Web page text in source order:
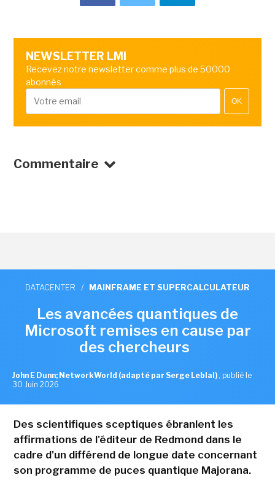
NEWSLETTER LMI
Recevez notre newsletter comme plus de 50000
abonnés
OK
Commentaire
DATACENTER / MAINFRAME ET SUPERCALCULATEUR
Les avancées quantiques de
Microsoft remises en cause par
des chercheurs
John E Dunn; NetworkWorld (adapté par Serge Leblal) , publié le
30 Juin 2026
Des scientifiques sceptiques ébranlent les
affirmations de l'éditeur de Redmond dans le
cadre d'un différend de longue date concernant
son programme de puces quantique Majorana.